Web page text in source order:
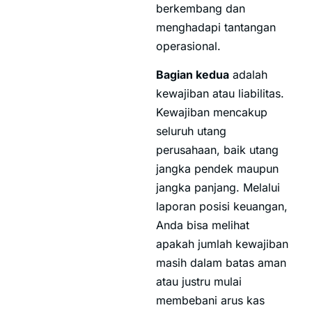
berkembang dan
menghadapi tantangan
operasional.
Bagian kedua adalah
kewajiban atau liabilitas.
Kewajiban mencakup
seluruh utang
perusahaan, baik utang
jangka pendek maupun
jangka panjang. Melalui
laporan posisi keuangan,
Anda bisa melihat
apakah jumlah kewajiban
masih dalam batas aman
atau justru mulai
membebani arus kas